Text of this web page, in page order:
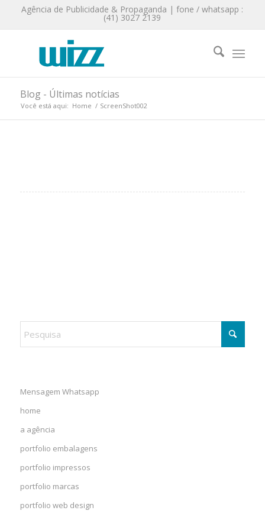
Agência de Publicidade & Propaganda | fone / whatsapp :
(41) 3027 2139
Blog - Últimas notícias
Você está aqui: Home / ScreenShot002
Mensagem Whatsapp
home
a agência
portfolio embalagens
portfolio impressos
portfolio marcas
portfolio web design